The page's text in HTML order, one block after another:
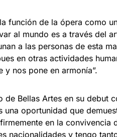
función de la ópera como
al mundo es a través del
a las personas de esta
en otras actividades
y nos pone en armonía”.
de Bellas Artes en su debut
oportunidad que
en la convivencia
nacionalidades y tengo